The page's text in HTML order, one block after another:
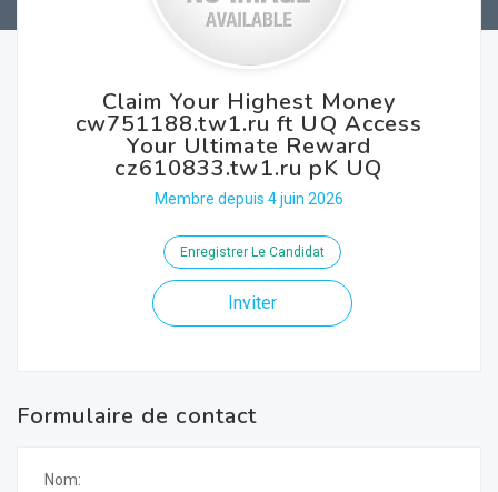
Claim Your Highest Money
cw751188.tw1.ru ft UQ Access
Your Ultimate Reward
cz610833.tw1.ru pK UQ
Membre depuis 4 juin 2026
Enregistrer Le Candidat
Inviter
Formulaire de contact
Nom: